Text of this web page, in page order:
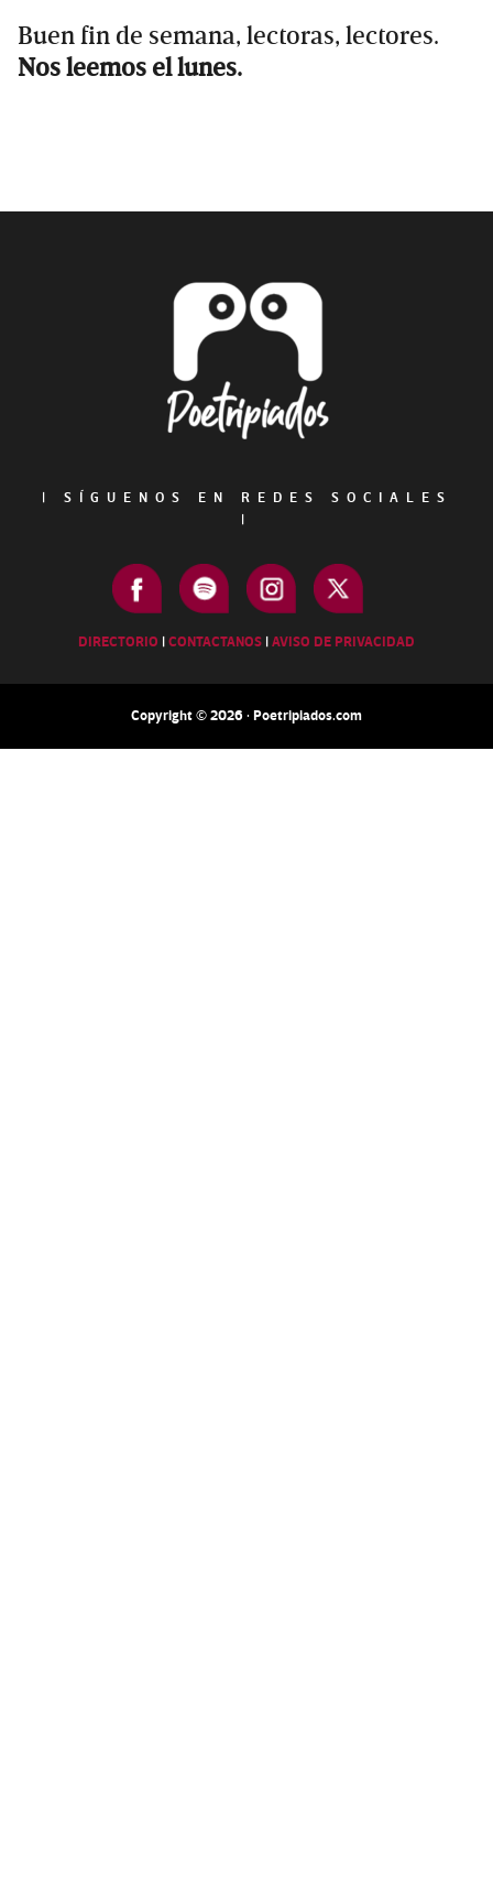
Buen fin de semana, lectoras, lectores.
Nos leemos el lunes.
|
SÍGUENOS EN REDES SOCIALES
|
DIRECTORIO |CONTACTANOS |AVISO DE PRIVACIDAD
Copyright © 2026 · Poetripiados.com